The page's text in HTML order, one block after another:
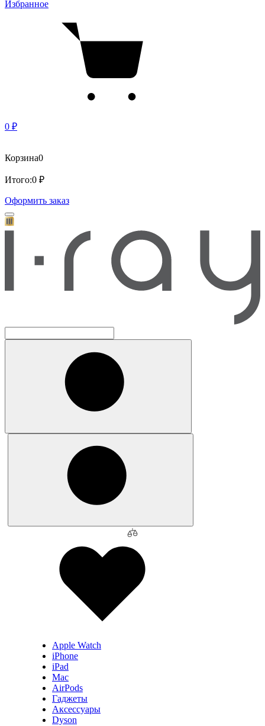
Избранное
0 ₽
Корзина0
Итого:0 ₽
Оформить заказ
Apple Watch
iPhone
iPad
Mac
AirPods
Гаджеты
Аксессуары
Dyson